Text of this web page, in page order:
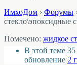
ИмхоДом › Форумы
стекло\эпоксидные
Помечено: жидкое
В этой теме 35
обновление 2